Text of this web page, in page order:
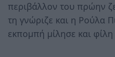
περιβάλλον του πρώην
τη γνώριζε και η Ρούλα
εκπομπή μίλησε και